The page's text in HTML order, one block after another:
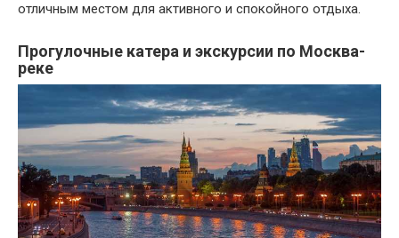
отличным местом для активного и спокойного отдыха.
Прогулочные катера и экскурсии по Москва-
реке